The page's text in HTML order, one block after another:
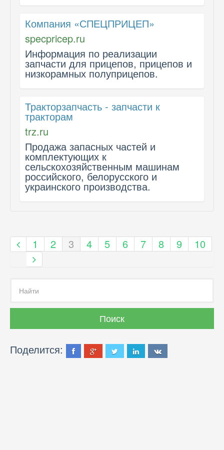
Компания «СПЕЦПРИЦЕП»
specpricep.ru
Информация по реализации
запчасти для прицепов, прицепов и
низкорамных полуприцепов.
Тракторзапчасть - запчасти к
тракторам
trz.ru
Продажа запасных частей и
комплектующих к
сельскохозяйственным машинам
российского, белорусского и
украинского производства.
1 2 3 4 5 6 7 8 9 10
Поделится: